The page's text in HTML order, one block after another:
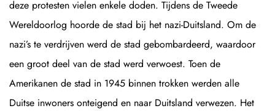
deze protesten vielen enkele doden. Tijdens de Tweede
Wereldoorlog hoorde de stad bij het nazi-Duitsland. Om de
nazi’s te verdrijven werd de stad gebombardeerd, waardoor
een groot deel van de stad werd verwoest. Toen de
Amerikanen de stad in 1945 binnen trokken werden alle
Duitse inwoners onteigend en naar Duitsland verwezen. Het